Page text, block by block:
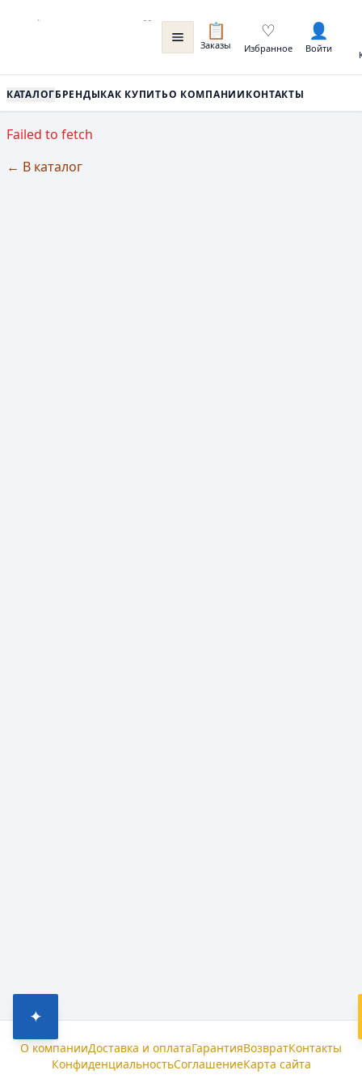
📋
Заказы
♡
Избранное
👤
Войти
КАТАЛОГБРЕНДЫКАК КУПИТЬО КОМПАНИИКОНТАКТЫ
Failed to fetch
← В каталог
✦
О компанииДоставка и оплатаГарантияВозвратКонтакты
КонфиденциальностьСоглашениеКарта сайта